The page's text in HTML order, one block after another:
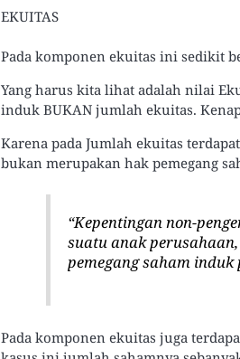
EKUITAS
Pada komponen ekuitas ini sedikit
Yang harus kita lihat adalah nilai
induk BUKAN jumlah ekuitas.
Karena pada Jumlah ekuitas
bukan merupakan hak pemegang
“Kepentingan non-
suatu anak
pemegang saham
Pada komponen ekuitas juga